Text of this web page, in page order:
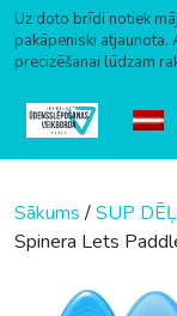
Uz doto brīdi notiek
pakāpeniski
precizēšanai lūdzam
Sākums/SUP
Spinera Lets